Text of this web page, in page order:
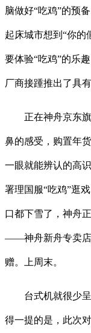
脑做好“吃鸡”的预
起床城市想到“你的
要体验“吃鸡”的乐
厂商接踵推出了具
正在神舟京东旗
鼻的感受，购置年
一眼就能辨认的高
署理国服“吃鸡”逛
口都下雪了，神舟
——神舟新舟专卖店
赠。上周末。
台式机就很少呈
得一提的是，此次